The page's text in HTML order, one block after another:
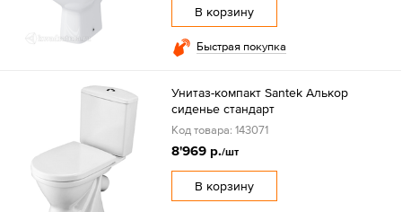
В корзину
Быстрая покупка
Унитаз-компакт Santek Алькор
сиденье стандарт
Код товара: 143071
8'969 р./шт
В корзину